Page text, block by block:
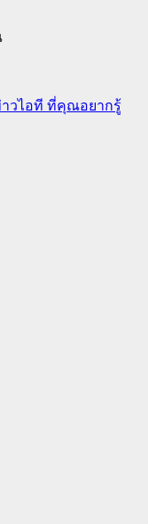
วไอที ที่คุณอยากรู้